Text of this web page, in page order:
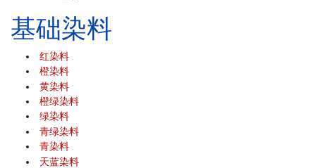
基础染料
红染料
橙染料
黄染料
橙绿染料
绿染料
青绿染料
青染料
天蓝染料